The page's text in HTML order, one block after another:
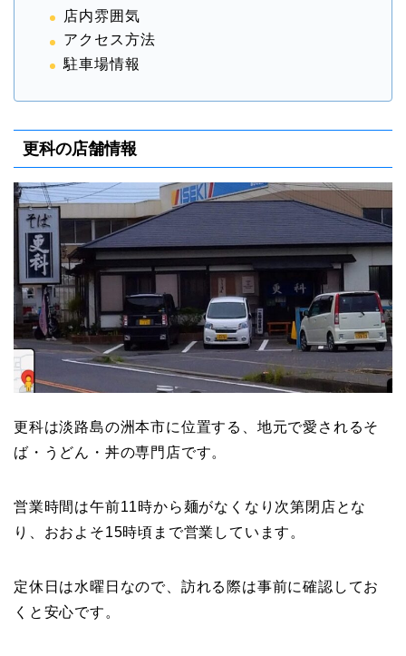
店内雰囲気
アクセス方法
駐車場情報
更科の店舗情報
更科は淡路島の洲本市に位置する、地元で愛されるそ
ば・うどん・丼の専門店です。
営業時間は午前11時から麺がなくなり次第閉店とな
り、おおよそ15時頃まで営業しています。
定休日は水曜日なので、訪れる際は事前に確認してお
くと安心です。